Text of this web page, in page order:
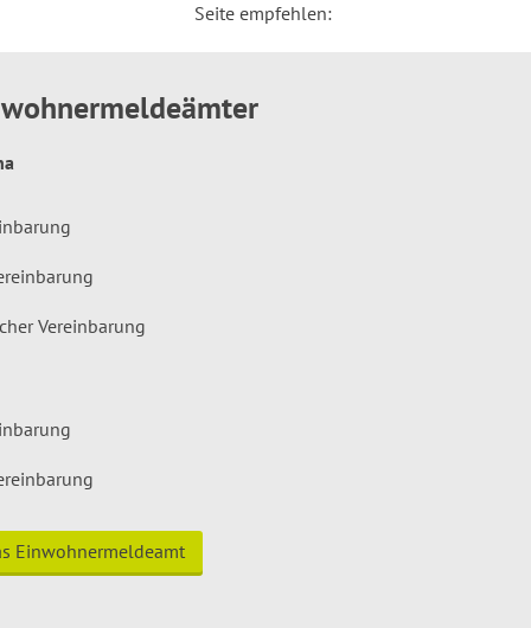
Seite empfehlen:
Vereinbarung
Einwohnermeldeamt